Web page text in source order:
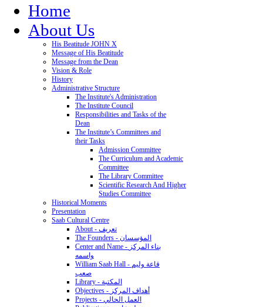
Home
About Us
His Beatitude JOHN X
Message of His Beatitude
Message from the Dean
Vision & Role
History
Administrative Structure
The Institute's Administration
The Institute Council
Responsibilities and Tasks of the
Dean
The Institute’s Committees and
their Tasks
Admission Committee
The Curriculum and Academic
Committee
The Library Committee
Scientific Research And Higher
Studies Committee
Historical Moments
Presentation
Saab Cultural Centre
About - تعريف
The Founders - المؤسسان
Center and Name - بناء المركز
واسمه
William Saab Hall - قاعة وليم
صعب
Library - المكتبة
Objectives - أهداف المركز
Projects - العمل الحالي